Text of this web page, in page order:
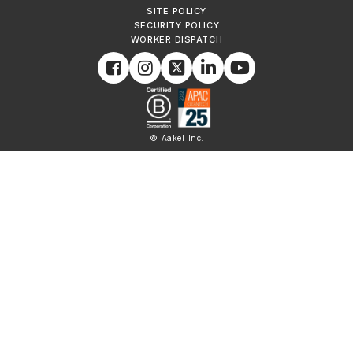
SITE POLICY
SECURITY POLICY
WORKER DISPATCH
© Aakel Inc.